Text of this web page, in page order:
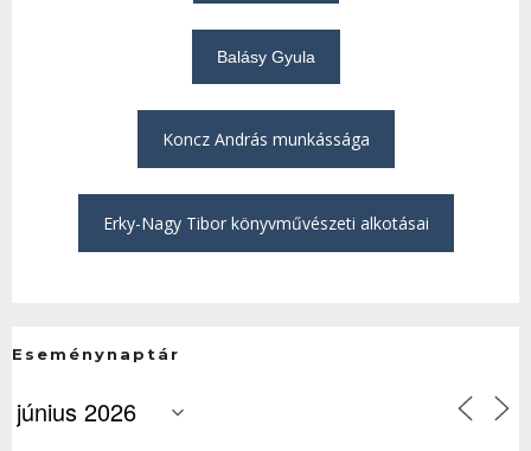
Balásy Gyula
Koncz András munkássága
Erky-Nagy Tibor könyvművészeti alkotásai
Eseménynaptár